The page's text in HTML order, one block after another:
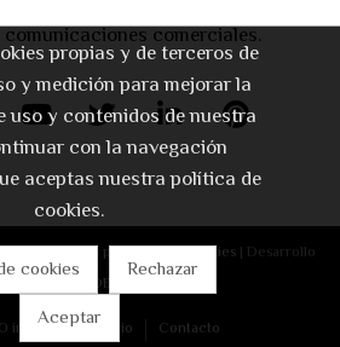
comerciales.
|Política de privacidad|Cookies| Desarrollo
Software DELSOL
incluidos
Inicio Contacto
propias y de terceros de
y medición para mejorar la
uso y contenidos de nuestra
con la navegación
aceptas nuestra política de
cookies.
cookies
Rechazar
Aceptar